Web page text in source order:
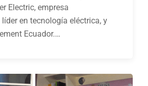
Electric, empresa
en tecnología eléctrica, y
Ecuador.…